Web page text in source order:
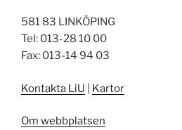
581 83 LINKÖPING
Tel: 013-28 10 00
Fax: 013-14 94 03
Kontakta LiU Kartor
Om webbplatsen